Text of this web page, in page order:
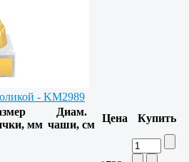
- KM2989
мм
Диам.
чаши, см
Цена Купить